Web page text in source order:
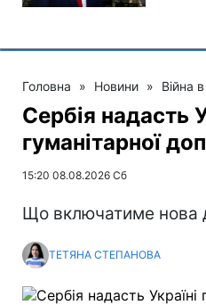
Головна » Новини » Війна
Сербія надасть
гуманітарної
15:20 08.08.2026 Сб
Що включатиме нова
ТЕТЯНА СТЕПАНОВА